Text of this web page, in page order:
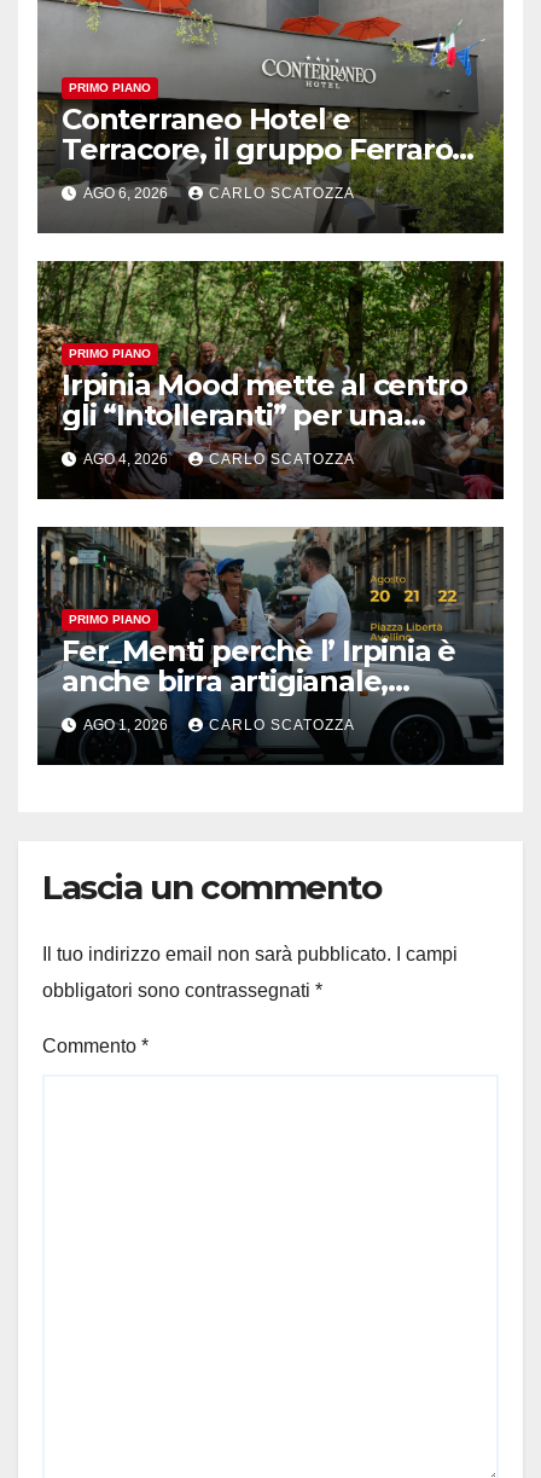
PRIMO PIANO
Conterraneo Hotel e
Terracore, il gruppo Ferraro
amplia l’ ospitalità e il gusto
alle porte di Caserta
AGO 6, 2026 CARLO SCATOZZA
PRIMO PIANO
Irpinia Mood mette al centro
gli “Intolleranti” per una
rivoluzione sostenibile del
cibo
AGO 4, 2026 CARLO SCATOZZA
PRIMO PIANO
Fer_Menti perchè l’ Irpinia è
anche birra artigianale,
appuntamento ad Avellino
AGO 1, 2026 CARLO SCATOZZA
Lascia un commento
Il tuo indirizzo email non sarà pubblicato.
I campi
obbligatori sono contrassegnati *
Commento *